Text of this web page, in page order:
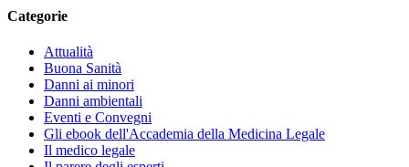
Categorie
Attualità
Buona Sanità
Danni ai minori
Danni ambientali
Eventi e Convegni
Gli ebook dell'Accademia della Medicina Legale
Il medico legale